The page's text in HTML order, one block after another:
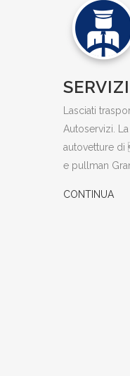
Lasciati
Autoservizi.
autovetture di
e pullman
CONTINUA